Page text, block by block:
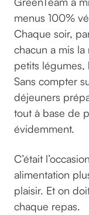
menus 100%
Chaque soir,
chacun a mis
petits légumes,
Sans compter
déjeuners
tout à base de
évidemment.
C’était
alimentation
plaisir. Et on
chaque repas.